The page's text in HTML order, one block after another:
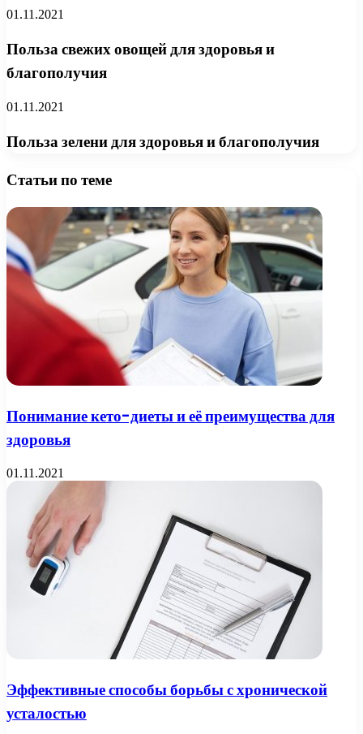
01.11.2021
Польза свежих овощей для здоровья и
благополучия
01.11.2021
Польза зелени для здоровья и благополучия
Статьи по теме
Понимание кето-диеты и её преимущества для
здоровья
01.11.2021
Эффективные способы борьбы с хронической
усталостью